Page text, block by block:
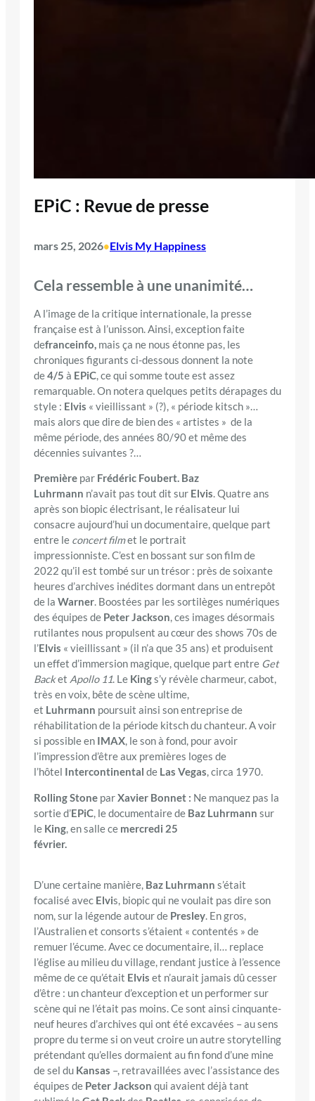
EPiC : Revue de presse
mars 25, 2026•Elvis My Happiness
Cela ressemble à une unanimité…
A l’image de la critique internationale, la presse
française est à l’unisson. Ainsi, exception faite
defranceinfo, mais ça ne nous étonne pas, les
chroniques figurants ci-dessous donnent la note
de4/5 à EPiC, ce qui somme toute est assez
remarquable. On notera quelques petits dérapages du
style : Elvis « vieillissant » (?), « période kitsch »…
mais alors que dire de bien des « artistes » de la
même période, des années 80/90 et même des
décennies suivantes ?…
Première par Frédéric Foubert. Baz
Luhrmann n’avait pas tout dit sur Elvis. Quatre ans
après son biopic électrisant, le réalisateur lui
consacre aujourd’hui un documentaire, quelque part
entre le concert filmet le portrait
impressionniste. C’est en bossant sur son film de
2022 qu’il est tombé sur un trésor : près de soixante
heures d’archives inédites dormant dans un entrepôt
de la Warner. Boostées par les sortilèges numériques
des équipes de Peter Jackson, ces images désormais
rutilantes nous propulsent au cœur des shows 70s de
l’Elvis « vieillissant » (il n’a que 35 ans) et produisent
un effet d’immersion magique, quelque part entre Get
Backet Apollo 11. Le Kings’y révèle charmeur, cabot,
très en voix, bête de scène ultime,
et Luhrmann poursuit ainsi son entreprise de
réhabilitation de la période kitsch du chanteur. A voir
si possible en IMAX, le son à fond, pour avoir
l’impression d’être aux premières loges de
l’hôtel Intercontinental de Las Vegas, circa 1970.
Rolling Stone parXavier Bonnet : Ne manquez pas la
sortie d’EPiC, le documentaire de Baz Luhrmann sur
le King, en salle ce mercredi 25
février.
D’une certaine manière, Baz Luhrmann s’était
focalisé avec Elvis, biopic qui ne voulait pas dire son
nom, sur la légende autour de Presley. En gros,
l’Australien et consorts s’étaient « contentés » de
remuer l’écume. Avec ce documentaire, il… replace
l’église au milieu du village, rendant justice à l’essence
même de ce qu’était Elvis et n’aurait jamais dû cesser
d’être : un chanteur d’exception et un performer sur
scène qui ne l’était pas moins. Ce sont ainsi cinquante-
neuf heures d’archives qui ont été excavées – au sens
propre du terme si on veut croire un autre storytelling
prétendant qu’elles dormaient au fin fond d’une mine
de sel du Kansas –, retravaillées avec l’assistance des
équipes de Peter Jackson qui avaient déjà tant